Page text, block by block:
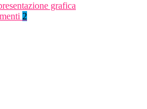
grafica
2